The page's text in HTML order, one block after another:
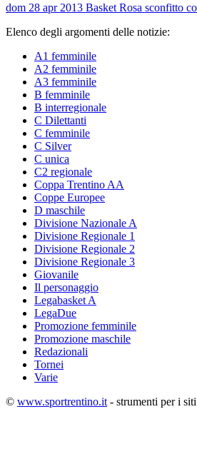
dom 28 apr 2013 Basket Rosa sconfitto
Elenco degli argomenti delle notizie:
A1 femminile
A2 femminile
A3 femminile
B femminile
B interregionale
C Dilettanti
C femminile
C Silver
C unica
C2 regionale
Coppa Trentino AA
Coppe Europee
D maschile
Divisione Nazionale A
Divisione Regionale 1
Divisione Regionale 2
Divisione Regionale 3
Giovanile
Il personaggio
Legabasket A
LegaDue
Promozione femminile
Promozione maschile
Redazionali
Tornei
Varie
© www.sportrentino.it - strumenti per i